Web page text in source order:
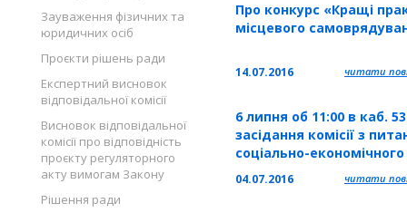
Зауваження фізичних та
юридичних осіб
Проєкти рішень ради
Експертний висновок
відповідальної комісії
Висновок відповідальної
комісії про відповідність
проєкту регуляторного
акту вимогам Закону
Рішення ради
Про конкурс «Кращі
місцевого
14.07.2016 читати
6 липня об 11:00 в каб.
засідання комісії з
соціально-економічного
розвитку,
енергетики,
04.07.2016 читати